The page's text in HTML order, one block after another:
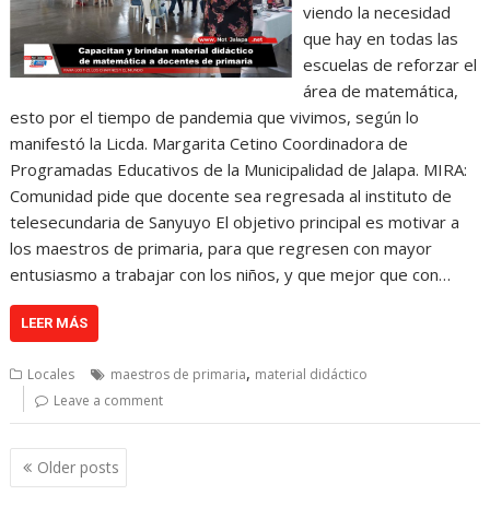
viendo la necesidad
que hay en todas las
escuelas de reforzar el
área de matemática,
esto por el tiempo de pandemia que vivimos, según lo
manifestó la Licda. Margarita Cetino Coordinadora de
Programadas Educativos de la Municipalidad de Jalapa. MIRA:
Comunidad pide que docente sea regresada al instituto de
telesecundaria de Sanyuyo El objetivo principal es motivar a
los maestros de primaria, para que regresen con mayor
entusiasmo a trabajar con los niños, y que mejor que con…
LEER MÁS
Locales maestros de primaria, material didáctico
Leave a comment
Posts
navigation
Older posts